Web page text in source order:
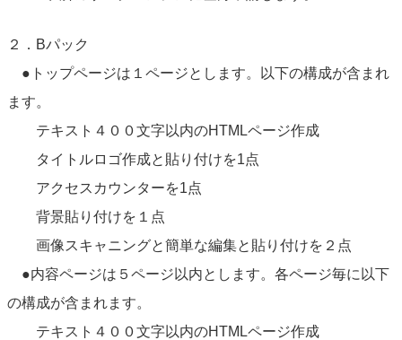
２．Bパック
●トップページは１ページとします。以下の構成が含まれ
ます。
テキスト４００文字以内のHTMLページ作成
タイトルロゴ作成と貼り付けを1点
アクセスカウンターを1点
背景貼り付けを１点
画像スキャニングと簡単な編集と貼り付けを２点
●内容ページは５ページ以内とします。各ページ毎に以下
の構成が含まれます。
テキスト４００文字以内のHTMLページ作成